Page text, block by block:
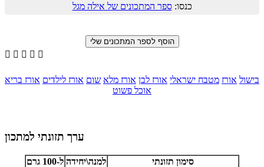
כנסו:ספר המתכונים של אילה מגל
    
בישול אורז מטבח ישראלי אורז לבן אורז מלא שום אורז לילדים אורז בריא
אוכל פשוט
ערך תזונתי למתכון
סימון תזונתי למנה\יחידה ל-100 גרם